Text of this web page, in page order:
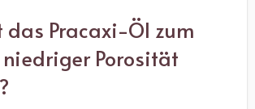
das Pracaxi-Öl zum
Porosität